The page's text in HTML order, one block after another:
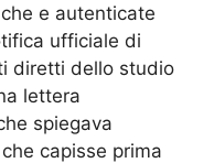
e autenticate
ufficiale di
diretti dello studio
lettera
spiegava
capisse prima